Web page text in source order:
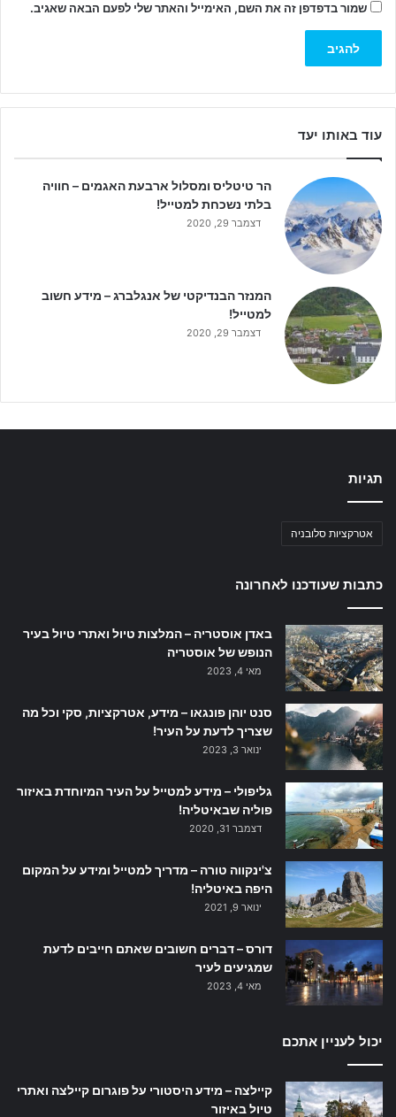
שמור בדפדפן זה את השם, האימייל והאתר שלי לפעם הבאה שאגיב.
עוד באותו יעד
הר טיטליס ומסלול ארבעת האגמים – חוויה
בלתי נשכחת למטייל!
דצמבר 29, 2020
המנזר הבנדיקטי של אנגלברג – מידע חשוב
למטייל!
דצמבר 29, 2020
תגיות
אטרקציות סלובניה
כתבות שעודכנו לאחרונה
באדן אוסטריה – המלצות טיול ואתרי טיול בעיר
הנופש של אוסטריה
מאי 4, 2023
סנט יוהן פונגאו – מידע, אטרקציות, סקי וכל מה
שצריך לדעת על העיר!
ינואר 3, 2023
גליפולי – מידע למטייל על העיר המיוחדת באיזור
פוליה שבאיטליה!
דצמבר 31, 2020
צ'ינקווה טורה – מדריך למטייל ומידע על המקום
היפה באיטליה!
ינואר 9, 2021
דורס – דברים חשובים שאתם חייבים לדעת
שמגיעים לעיר
מאי 4, 2023
יכול לעניין אתכם
קיילצה – מידע היסטורי על פוגרום קיילצה ואתרי
טיול באיזור